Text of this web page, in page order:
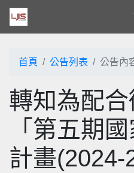
首頁 公告列表 公告內
轉知為配
「第五期
計畫(2024-